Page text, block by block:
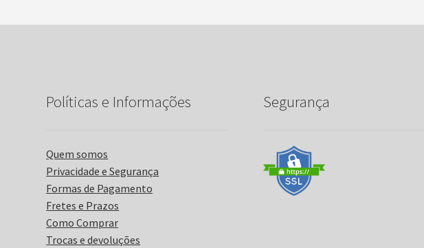
Políticas e Informações
Quem somos
Privacidade e Segurança
Formas de Pagamento
Fretes e Prazos
Como Comprar
Trocas e devoluções
Segurança